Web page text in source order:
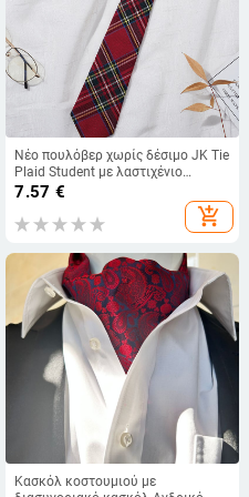
Νέο πουλόβερ χωρίς δέσιμο JK Tie
Plaid Student με λαστιχένιο
λουράκι για φοιτητές, Ιαπωνική
γραβάτα για γυναίκες
7.57 €
add_shopping_cart
Κασκόλ κοστουμιού με